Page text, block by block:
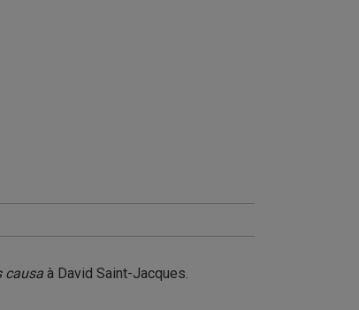
causa à David Saint-Jacques.